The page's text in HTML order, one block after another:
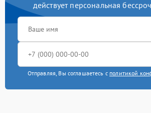
действует персональная
Отправляя, Вы соглашаетесь с политикой